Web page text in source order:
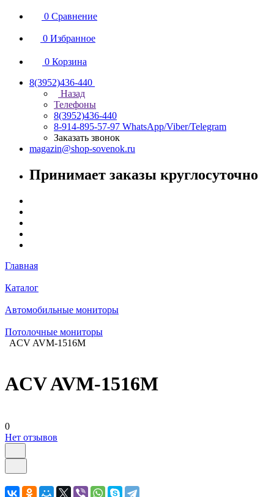
0 Сравнение
0 Избранное
0 Корзина
8(3952)436-440
Назад
Телефоны
8(3952)436-440
8-914-895-57-97 WhatsApp/Viber/Telegram
Заказать звонок
magazin@shop-sovenok.ru
Принимает заказы круглосуточно
Главная
Каталог
Автомобильные мониторы
Потолочные мониторы
ACV AVM-1516M
ACV AVM-1516M
0
Нет отзывов